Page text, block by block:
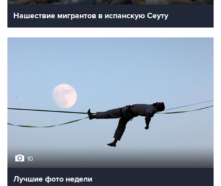
Нашествие мигрантов в испанскую Сеуту
10
Лучшие фото недели